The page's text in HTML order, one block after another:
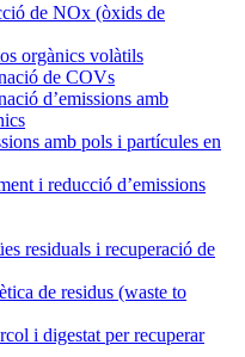
de NOx (òxids de
orgànics volàtils
de COVs
d’emissions amb
amb pols i partícules en
i reducció d’emissions
residuals i recuperació de
de residus (waste to
i digestat per recuperar